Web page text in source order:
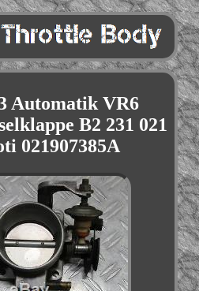
Automatik VR6
B2 231 021
021907385A